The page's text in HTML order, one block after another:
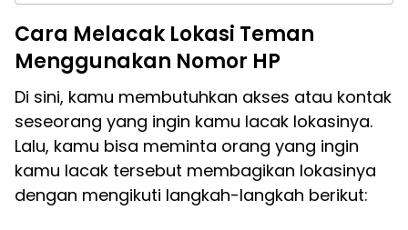
Cara Melacak Lokasi Teman
Menggunakan Nomor HP
Di sini, kamu membutuhkan akses atau kontak
seseorang yang ingin kamu lacak lokasinya.
Lalu, kamu bisa meminta orang yang ingin
kamu lacak tersebut membagikan lokasinya
dengan mengikuti langkah-langkah berikut: